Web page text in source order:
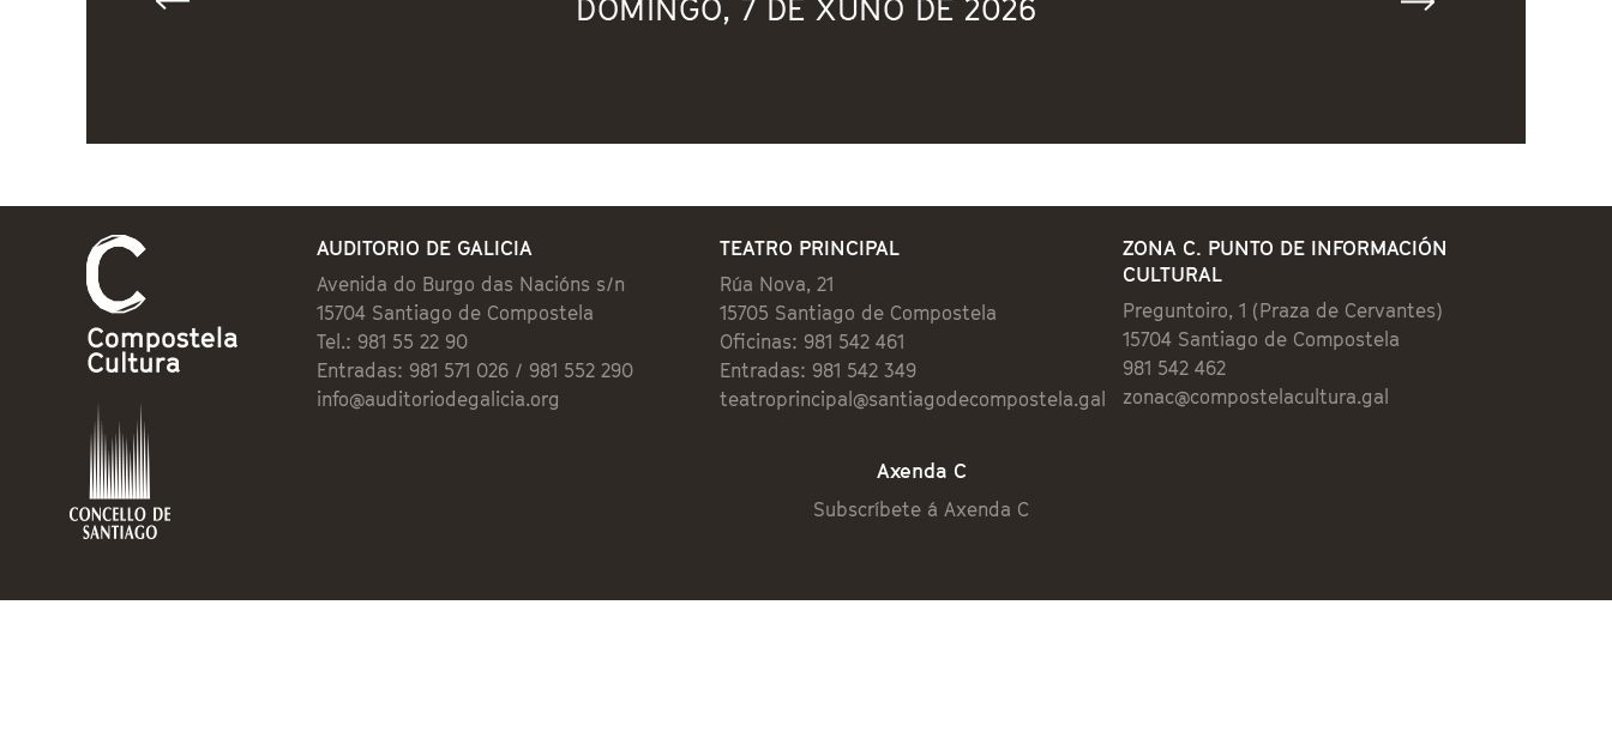
DOMINGO, 7 DE XUÑO DE 2026
AUDITORIO DE GALICIA
Avenida do Burgo das Nacións s/n
15704 Santiago de Compostela
Tel.: 981 55 22 90
Entradas: 981 571 026 / 981 552 290
info@auditoriodegalicia.org
TEATRO PRINCIPAL
Rúa Nova, 21
15705 Santiago de Compostela
Oficinas: 981 542 461
Entradas: 981 542 349
teatroprincipal@santiagodecompostela.gal
ZONA C. PUNTO DE INFORMACIÓN
CULTURAL
Preguntoiro, 1 (Praza de Cervantes)
15704 Santiago de Compostela
981 542 462
zonac@compostelacultura.gal
Axenda C
Subscríbete á Axenda C